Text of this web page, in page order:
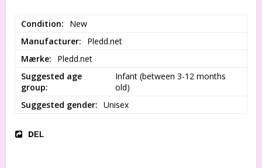
Condition
New
Manufacturer
Pledd.net
Mærke
Pledd.net
Suggested age
group
Infant (between 3-12 months
old)
Suggested gender
Unisex
DEL